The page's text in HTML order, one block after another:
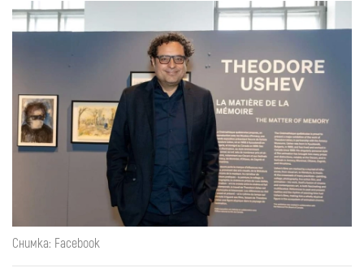
Снимка: Facebook